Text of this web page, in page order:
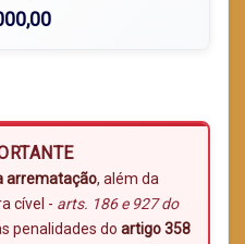
arrematação, além da
cível - arts. 186 e 927 do
penalidades do artigo 358